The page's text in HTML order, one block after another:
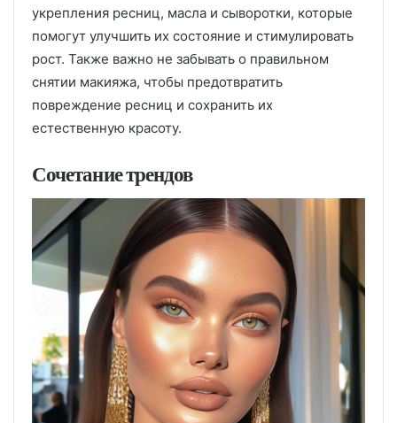
укрепления ресниц, масла и сыворотки, которые
помогут улучшить их состояние и стимулировать
рост. Также важно не забывать о правильном
снятии макияжа, чтобы предотвратить
повреждение ресниц и сохранить их
естественную красоту.
Сочетание трендов